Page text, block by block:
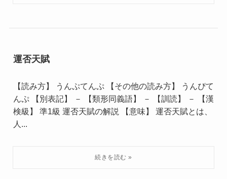
運否天賦
【読み方】 うんぷてんぷ 【その他の読み方】 うんぴて
んぷ 【別表記】 － 【類形同義語】 － 【訓読】 － 【漢
検級】 準1級 運否天賦の解説 【意味】 運否天賦とは、
人...